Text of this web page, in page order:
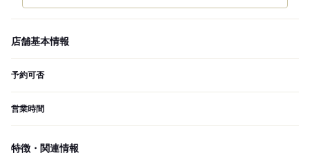
店舗基本情報
予約可否
営業時間
特徴・関連情報